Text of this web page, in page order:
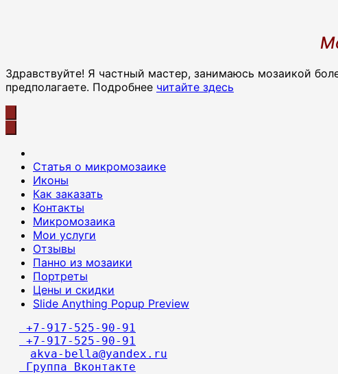
Здравствуйте! Я частный мастер, занимаюсь мозаикой
предполагаете. Подробнее читайте здесь
Cтатья о микромозаике
Иконы
Как заказать
Контакты
Микромозаика
Мои услуги
Отзывы
Панно из мозаики
Портреты
Цены и скидки
Slide Anything Popup Preview
+7-917-525-90-91
+7-917-525-90-91
akva-bella@yandex.ru
Группа Вконтакте